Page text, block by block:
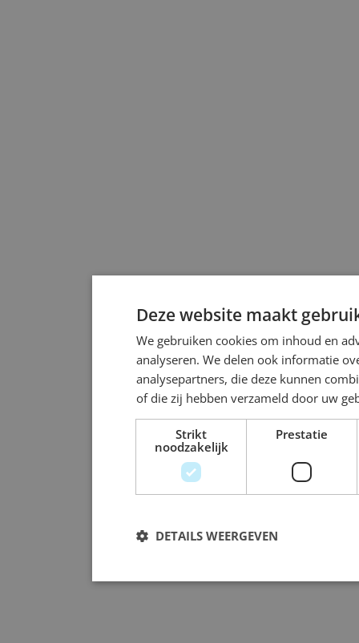
Deze website maakt
We gebruiken cookies om inhoud en
analyseren. We delen ook informatie
analysepartners, die deze kunnen
of die zij hebben verzameld door uw
Strikt
noodzakelijk
Prestatie
DETAILS WEERGEVEN